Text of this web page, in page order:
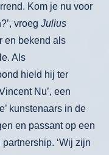
rend. Kom je nu voor
vroeg Julius
en bekend als
hoofdredacteur van de Daily Invisible. Als
hield hij ter
Nu’, een
kunstenaars in de
en passant op een
partnership. ‘Wij zijn